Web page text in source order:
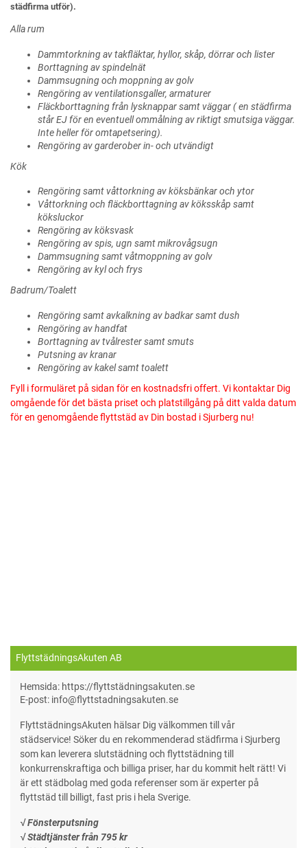
städfirma utför).
Alla rum
Dammtorkning av takfläktar, hyllor, skåp, dörrar och lister
Borttagning av spindelnät
Dammsugning och moppning av golv
Rengöring av ventilationsgaller, armaturer
Fläckborttagning från lysknappar samt väggar ( en städfirma
står EJ för en eventuell ommålning av riktigt smutsiga väggar.
Inte heller för omtapetsering).
Rengöring av garderober in- och utvändigt
Kök
Rengöring samt våttorkning av köksbänkar och ytor
Våttorkning och fläckborttagning av köksskåp samt
köksluckor
Rengöring av köksvask
Rengöring av spis, ugn samt mikrovågsugn
Dammsugning samt våtmoppning av golv
Rengöring av kyl och frys
Badrum/Toalett
Rengöring samt avkalkning av badkar samt dush
Rengöring av handfat
Borttagning av tvålrester samt smuts
Putsning av kranar
Rengöring av kakel samt toalett
Fyll i formuläret på sidan för en kostnadsfri offert. Vi kontaktar Dig
omgående för det bästa priset och platstillgång på ditt valda datum
för en genomgående flyttstäd av Din bostad i Sjurberg nu!
FlyttstädningsAkuten AB
Hemsida: https://flyttstädningsakuten.se
E-post: info@flyttstadningsakuten.se
FlyttstädningsAkuten hälsar Dig välkommen till vår
städservice! Söker du en rekommenderad städfirma i Sjurberg
som kan leverera slutstädning och flyttstädning till
konkurrenskraftiga och billiga priser, har du kommit helt rätt! Vi
är ett städbolag med goda referenser som är experter på
flyttstäd till billigt, fast pris i hela Sverige.
√ Fönsterputsning
√ Städtjänster från 795 kr